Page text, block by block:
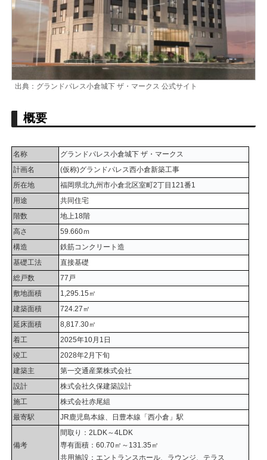
出典：グランドパレス小倉城下 ザ・マークス 公式サイト
概要
名称
グランドパレス小倉城下 ザ・マークス
計画名
(仮称)グランドパレス西小倉新築工事
所在地
福岡県北九州市小倉北区室町2丁目121番1
用途
共同住宅
階数
地上18階
高さ
59.660ｍ
構造
鉄筋コンクリート造
基礎工法
直接基礎
総戸数
77戸
敷地面積
1,295.15㎡
建築面積
724.27㎡
延床面積
8,817.30㎡
着工
2025年10月1日
竣工
2028年2月下旬
建築主
第一交通産業株式会社
設計
株式会社久保建築設計
施工
株式会社赤尾組
最寄駅
JR鹿児島本線、日豊本線「西小倉」駅
備考
間取り：2LDK～4LDK
専有面積：60.70㎡～131.35㎡
共用施設：エントランスホール、ラウンジ、テラス